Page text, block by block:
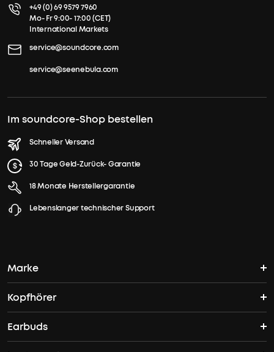
+49 (0) 69 9579 7960
Mo- Fr 9:00- 17:00 (CET)
International Markets
service@soundcore.com
service@seenebula.com
Im soundcore-Shop bestellen
Schneller Versand
30 Tage Geld-Zurück- Garantie
18 Monate Herstellergarantie
Lebenslanger technischer Support
Marke
soundcores Geschichte
Wo finde ich soundcore?
Kopfhörer
Bluetooth Kopfhörer
Earbuds